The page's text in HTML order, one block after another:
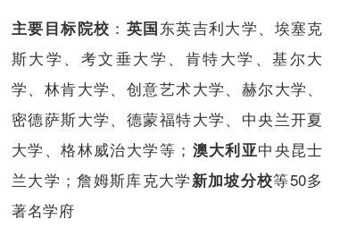
主要目标院校 ： 英国东英吉利大学、埃塞克
斯大学、考文垂大学、肯特大学、基尔大
学、林肯大学、创意艺术大学、赫尔大学、
密德萨斯大学、德蒙福特大学、中央兰开夏
大学、格林威治大学等； 澳大利亚中央昆士
兰大学；詹姆斯库克大学新加坡分校等50多
著名学府